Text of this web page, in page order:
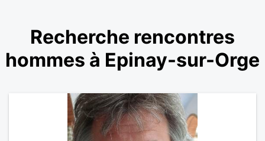
Recherche rencontres
hommes à Epinay-sur-Orge